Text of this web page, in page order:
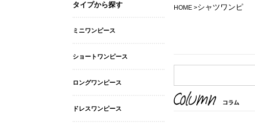
タイプから探す
ミニワンピース
ショートワンピース
ロングワンピース
ドレスワンピース
HOME >シャツワンピ